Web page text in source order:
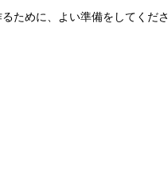
ために、よい準備をしてくださ